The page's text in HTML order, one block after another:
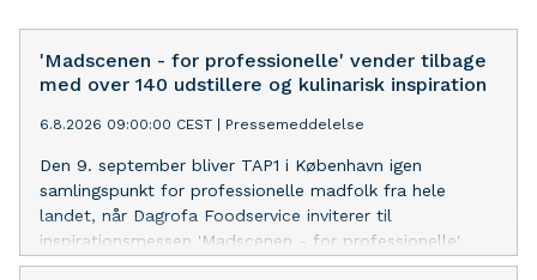
'Madscenen - for professionelle' vender tilbage
med over 140 udstillere og kulinarisk inspiration
6.8.2026 09:00:00 CEST Pressemeddelelse
Den 9. september bliver TAP1 i København igen
samlingspunkt for professionelle madfolk fra hele
landet, når Dagrofa Foodservice inviterer til
inspirationsmessen 'Madscenen - for professionelle'.
Med mere end 140 udstillere, smagsoplevelser, et